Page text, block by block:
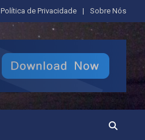
Política de Privacidade Sobre Nós